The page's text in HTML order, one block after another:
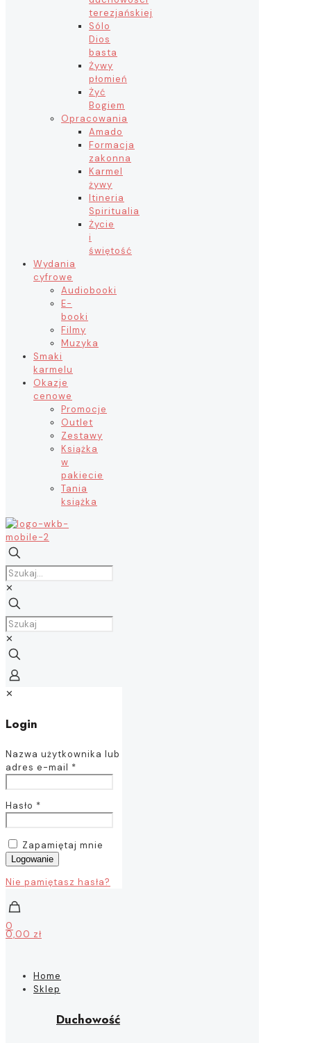
terezjańskiej
Sólo
Dios
basta
Żywy
płomień
Żyć
Bogiem
Opracowania
Amado
Formacja
zakonna
Karmel
żywy
Itineria
Spiritualia
Życie
i
świętość
Wydania
cyfrowe
Audiobooki
E-
booki
Filmy
Muzyka
Smaki
karmelu
Okazje
cenowe
Promocje
Outlet
Zestawy
Książka
w
pakiecie
Tania
książka
✕
✕
✕
Login
Nazwa użytkownika lub
adres e-mail *
Hasło *
Zapamiętaj mnie
Logowanie
Nie pamiętasz hasła?
0
0,00 zł
Home
Sklep
Duchowość